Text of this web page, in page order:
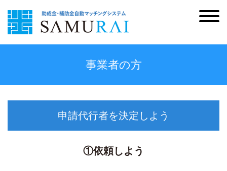
事業者の方
申請代行者を決定しよう
①依頼しよう